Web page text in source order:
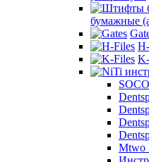
бумажные
Mtwo